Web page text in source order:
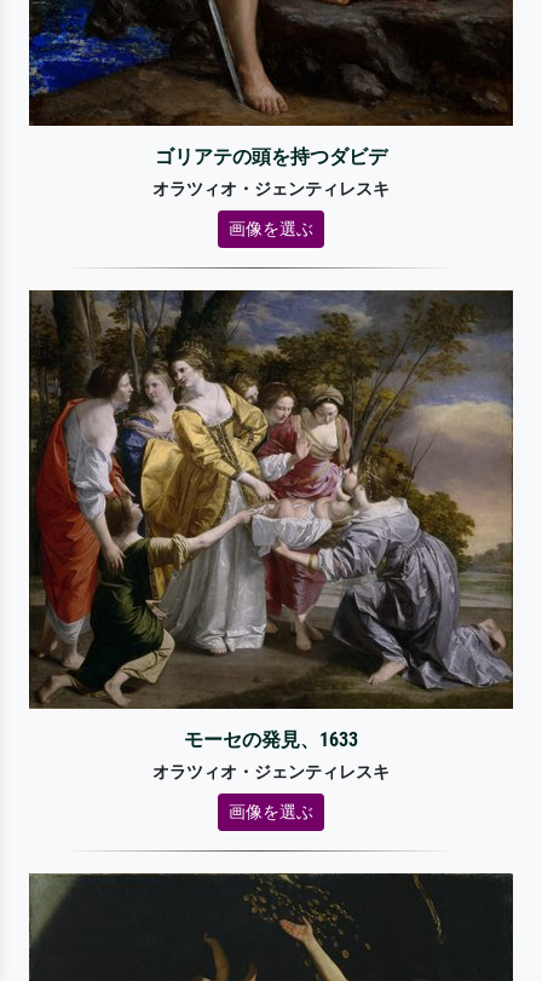
ゴリアテの頭を持つダビデ
オラツィオ・ジェンティレスキ
画像を選ぶ
モーセの発見、1633
オラツィオ・ジェンティレスキ
画像を選ぶ